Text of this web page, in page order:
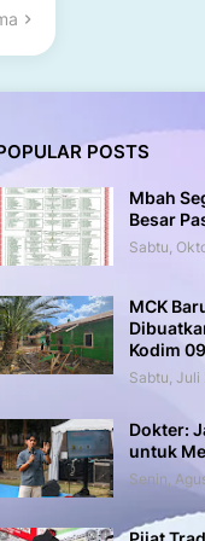
POSTS
Mbah
Besar
Sabtu,
MCK
Kodim
Sabtu, Juli
Dokter:
untuk
Senin,